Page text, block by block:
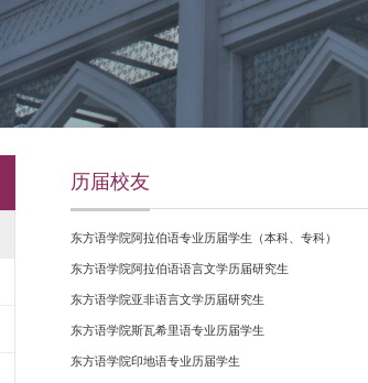
历届校友
东方语学院阿拉伯语专业历届学生（本科、专科）
东方语学院阿拉伯语语言文学历届研究生
东方语学院亚非语言文学历届研究生
东方语学院斯瓦希里语专业历届学生
东方语学院印地语专业历届学生